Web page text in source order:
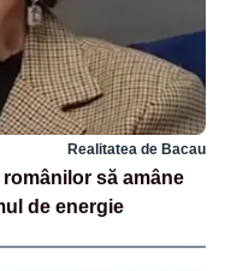
Realitatea de Bacau
să amâne
de energie